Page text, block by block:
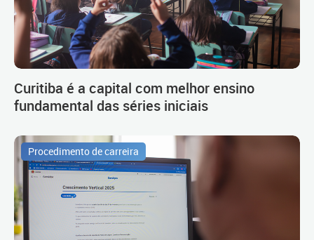
Curitiba é a capital com melhor ensino
fundamental das séries iniciais
Procedimento de carreira